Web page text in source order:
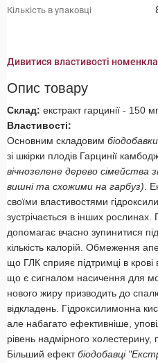
Кількість в упаковці
Дивитися властивості
Опис товару
Склад: екстракт гарцинії - 150
Властивості:
Основним складовим
зі шкірки плодів Гарцинії
вічнозелене дерево сімейства
вишнi та схожими на гарбуз) .
своїми властивостями
зустрічається в інших
допомагає вчасно зупинитися
кількість калорій. Обмеження
що ГЛК сприяє підтримці в крові
що є сигналом насичення для
нового жиру призводить до
відкладень. Гідроксилимонна
але набагато ефективніше,
рівень надмірного
Більший ефектбіодобавці